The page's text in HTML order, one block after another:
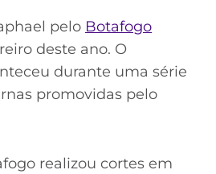
pelo Botafogo
deste ano. O
durante uma série
promovidas pelo
realizou cortes em